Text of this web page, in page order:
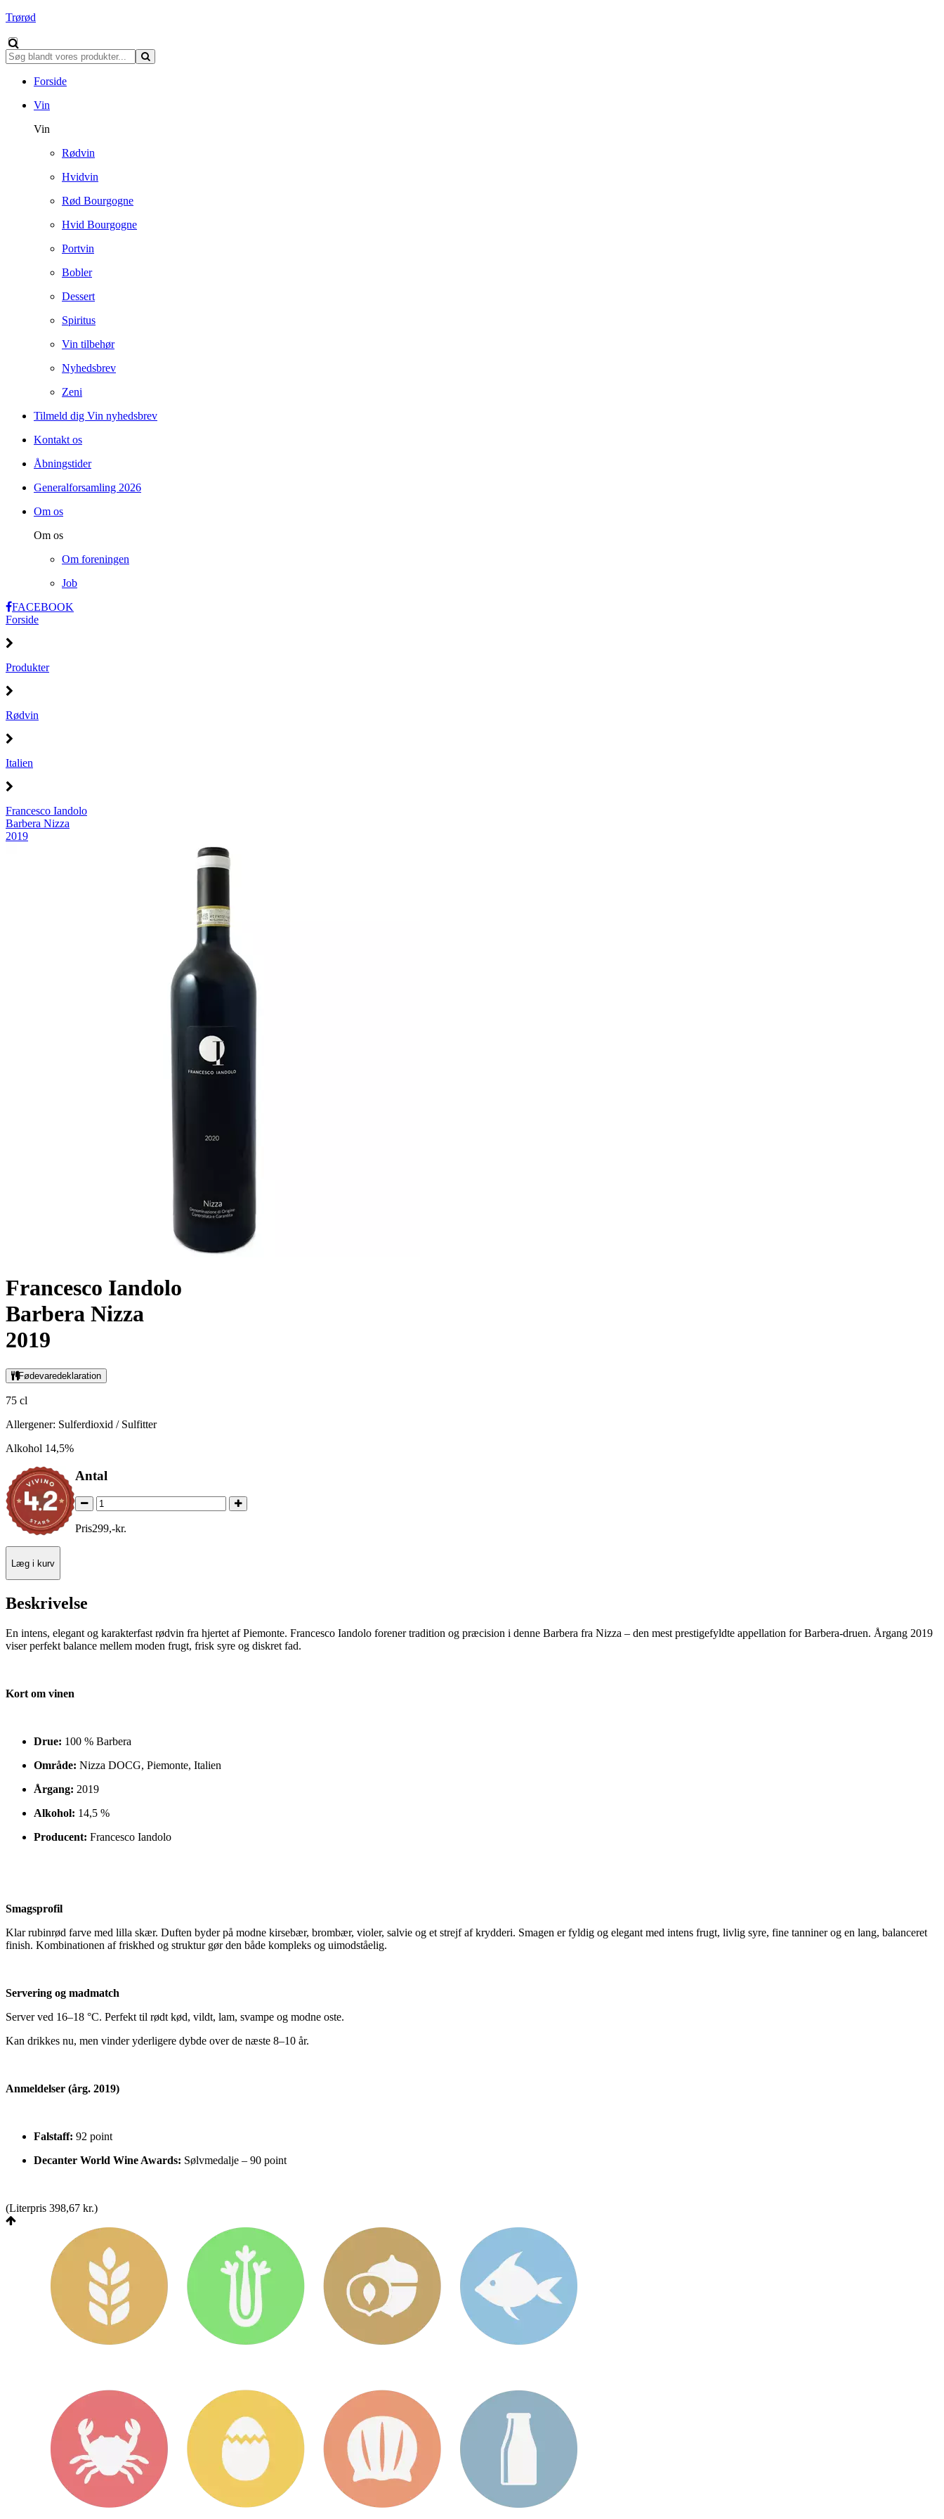
Trørød
Forside
Vin
Vin
Rødvin
Hvidvin
Rød Bourgogne
Hvid Bourgogne
Portvin
Bobler
Dessert
Spiritus
Vin tilbehør
Nyhedsbrev
Zeni
Tilmeld dig Vin nyhedsbrev
Kontakt os
Åbningstider
Generalforsamling 2026
Om os
Om os
Om foreningen
Job
FACEBOOK
Forside
Produkter
Rødvin
Italien
Francesco Iandolo
Barbera Nizza
2019
Francesco Iandolo
Barbera Nizza
2019
Fødevaredeklaration
75 cl
Allergener: Sulferdioxid / Sulfitter
Alkohol 14,5%
Antal
Pris299,-kr.
Læg i kurv
Beskrivelse
En intens, elegant og karakterfast rødvin fra hjertet af Piemonte. Francesco Iandolo forener tradition og præcision i denne Barbera fra Nizza – den mest prestigefyldte appellation for Barbera-druen. Årgang 2019
viser perfekt balance mellem moden frugt, frisk syre og diskret fad.
Kort om vinen
Drue: 100 % Barbera
Område: Nizza DOCG, Piemonte, Italien
Årgang: 2019
Alkohol: 14,5 %
Producent: Francesco Iandolo
Smagsprofil
Klar rubinrød farve med lilla skær. Duften byder på modne kirsebær, brombær, violer, salvie og et strejf af krydderi. Smagen er fyldig og elegant med intens frugt, livlig syre, fine tanniner og en lang, balanceret
finish. Kombinationen af friskhed og struktur gør den både kompleks og uimodståelig.
Servering og madmatch
Server ved 16–18 °C. Perfekt til rødt kød, vildt, lam, svampe og modne oste.
Kan drikkes nu, men vinder yderligere dybde over de næste 8–10 år.
Anmeldelser (årg. 2019)
Falstaff: 92 point
Decanter World Wine Awards: Sølvmedalje – 90 point
(Literpris 398,67 kr.)